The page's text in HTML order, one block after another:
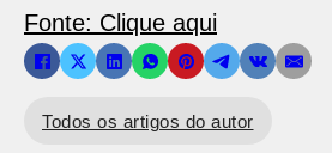
Fonte: Clique aqui
Todos os artigos do autor